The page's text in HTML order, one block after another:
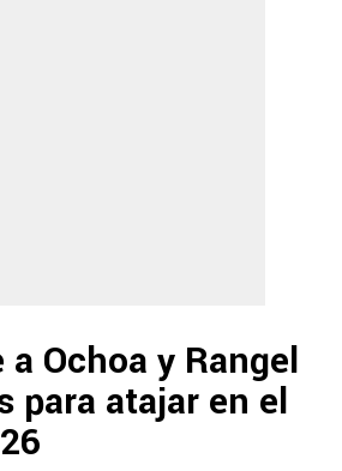
Ochoa y Rangel
para atajar en el